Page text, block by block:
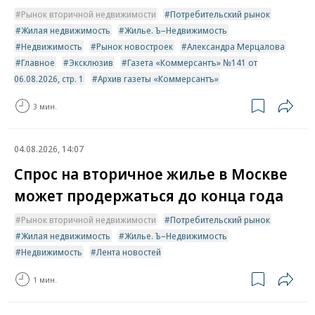
Рынок вторичной недвижимости
Потребительский рынок
Жилая недвижимость
Жилье. Ъ–Недвижимость
Недвижимость
Рынок новостроек
Александра Мерцалова
Главное
Эксклюзив
Газета «Коммерсантъ» №141 от
06.08.2026, стр. 1
Архив газеты «Коммерсантъ»
3 мин.
04.08.2026, 14:07
Спрос на вторичное жилье в Москве
может продержаться до конца года
Рынок вторичной недвижимости
Потребительский рынок
Жилая недвижимость
Жилье. Ъ–Недвижимость
Недвижимость
Лента новостей
1 мин.